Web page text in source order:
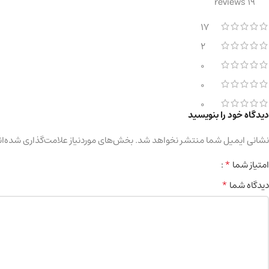
17
2
0
0
0
دیدگاه خود را بنویسید
نشانی ایمیل شما منتشر نخواهد شد.بخش‌های موردنیاز علامت‌گذاری
امتیاز شما*
دیدگاه شما*